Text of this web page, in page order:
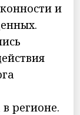
и
регионе.